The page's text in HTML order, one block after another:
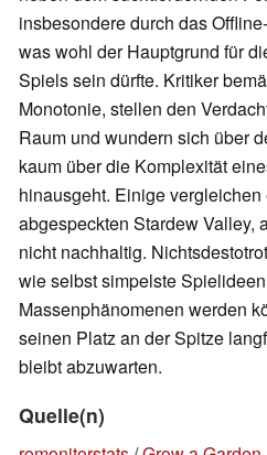
insbesondere durch das
was wohl der Hauptgrund für
Spiels sein dürfte. Kritiker
Monotonie, stellen den
Raum und wundern sich über
kaum über die Komplexität
hinausgeht. Einige vergleichen
abgespeckten Stardew Valley,
nicht nachhaltig.
wie selbst simpelste
Massenphänomenen werden
seinen Platz an der Spitze
bleibt abzuwarten.
Quelle(n)